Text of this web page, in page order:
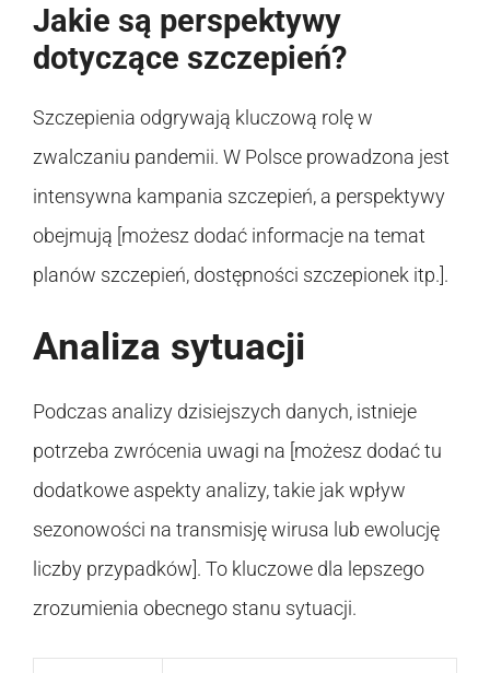
Jakie są perspektywy
dotyczące szczepień?
Szczepienia odgrywają kluczową rolę w
zwalczaniu pandemii. W Polsce prowadzona jest
intensywna kampania szczepień, a perspektywy
obejmują [możesz dodać informacje na temat
planów szczepień, dostępności szczepionek itp.].
Analiza sytuacji
Podczas analizy dzisiejszych danych, istnieje
potrzeba zwrócenia uwagi na [możesz dodać tu
dodatkowe aspekty analizy, takie jak wpływ
sezonowości na transmisję wirusa lub ewolucję
liczby przypadków]. To kluczowe dla lepszego
zrozumienia obecnego stanu sytuacji.